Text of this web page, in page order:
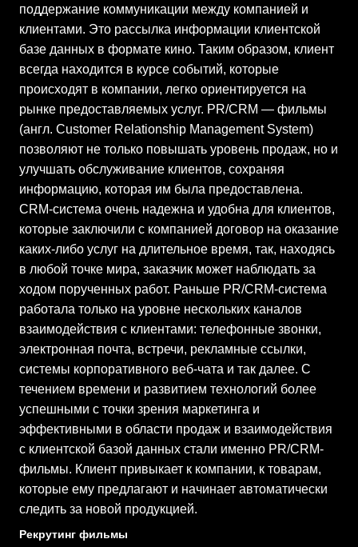
поддержание коммуникации между компанией и
клиентами. Это рассылка информации клиентской
базе данных в формате кино. Таким образом, клиент
всегда находится в курсе событий, которые
происходят в компании, легко ориентируется на
рынке предоставляемых услуг. PR/CRM — фильмы
(англ. Customer Relationship Management System)
позволяют не только повышать уровень продаж, но и
улучшать обслуживание клиентов, сохраняя
информацию, которая им была предоставлена.
CRM-система очень надежна и удобна для клиентов,
которые заключили с компанией договор на оказание
каких-либо услуг на длительное время, так, находясь
в любой точке мира, заказчик может наблюдать за
ходом порученных работ. Раньше PR/CRM-система
работала только на уровне нескольких каналов
взаимодействия с клиентами: телефонные звонки,
электронная почта, встречи, рекламные ссылки,
системы корпоративного веб-чата и так далее. С
течением времени и развитием технологий более
успешными с точки зрения маркетинга и
эффективными в области продаж и взаимодействия
с клиентской базой данных стали именно PR/CRM-
фильмы. Клиент привыкает к компании, к товарам,
которые ему предлагают и начинает автоматически
следить за новой продукцией.
Рекрутинг фильмы